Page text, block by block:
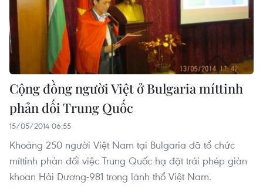
Cộng đồng người Việt ở Bulgaria míttinh
phản đối Trung Quốc
15/05/2014 06:55
Khoảng 250 người Việt Nam tại Bulgaria đã tổ chức
míttinh phản đối việc Trung Quốc hạ đặt trái phép giàn
khoan Hải Dương-981 trong lãnh thổ Việt Nam.